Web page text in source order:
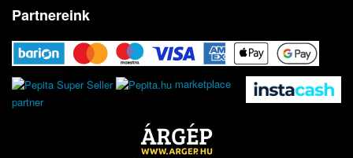
Partnereink
marketplace
partner